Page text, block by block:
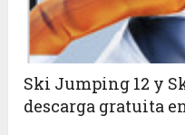
Ski Jumping 12 y
descarga gratuita